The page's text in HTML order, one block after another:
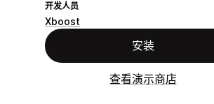
开发人员
Xboost
安装
查看演示商店